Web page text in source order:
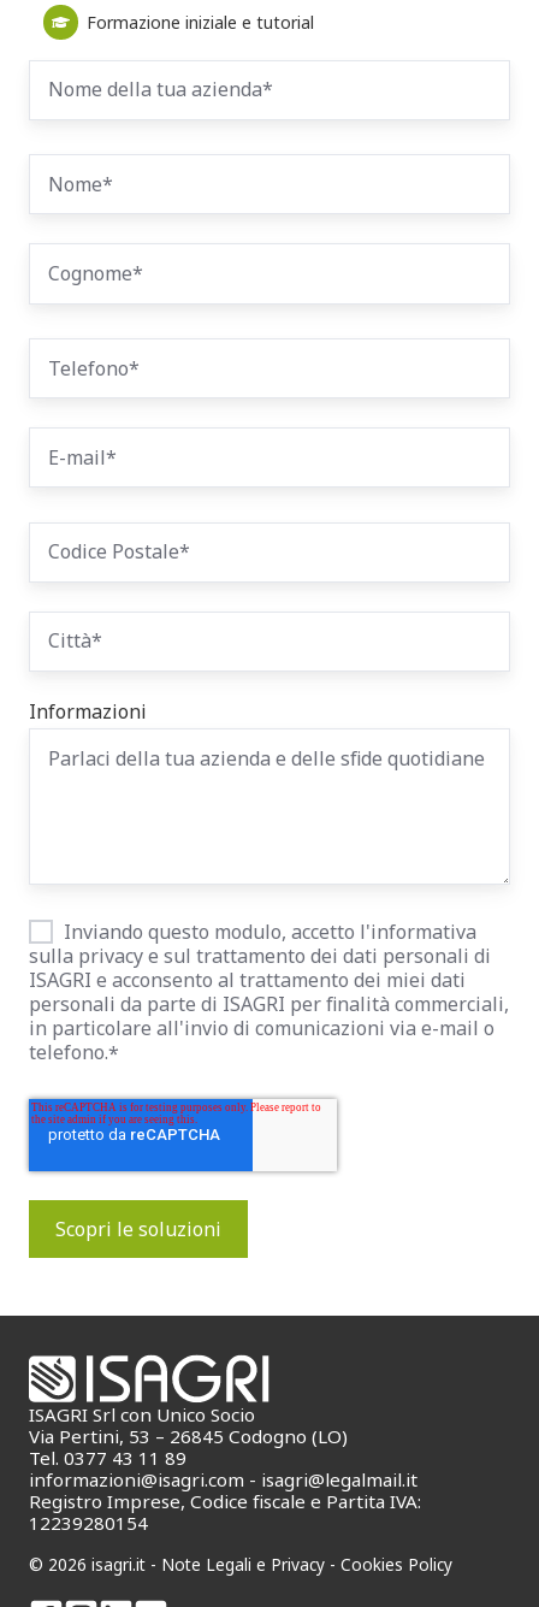
Formazione iniziale e tutorial
Informazioni
Inviando questo modulo, accetto l'informativa
sulla privacy e sul trattamento dei dati personali di
ISAGRI e acconsento al trattamento dei miei dati
personali da parte di ISAGRI per finalità commerciali,
in particolare all'invio di comunicazioni via e-mail o
telefono.*
ISAGRI Srl con Unico Socio
Via Pertini, 53 – 26845 Codogno (LO)
Tel. 0377 43 11 89
informazioni@isagri.com - isagri@legalmail.it
Registro Imprese, Codice fiscale e Partita IVA:
12239280154
© 2026 isagri.it - Note Legali e Privacy - Cookies Policy